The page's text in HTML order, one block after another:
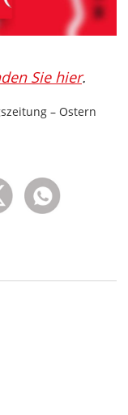
Sie hier.
– Ostern